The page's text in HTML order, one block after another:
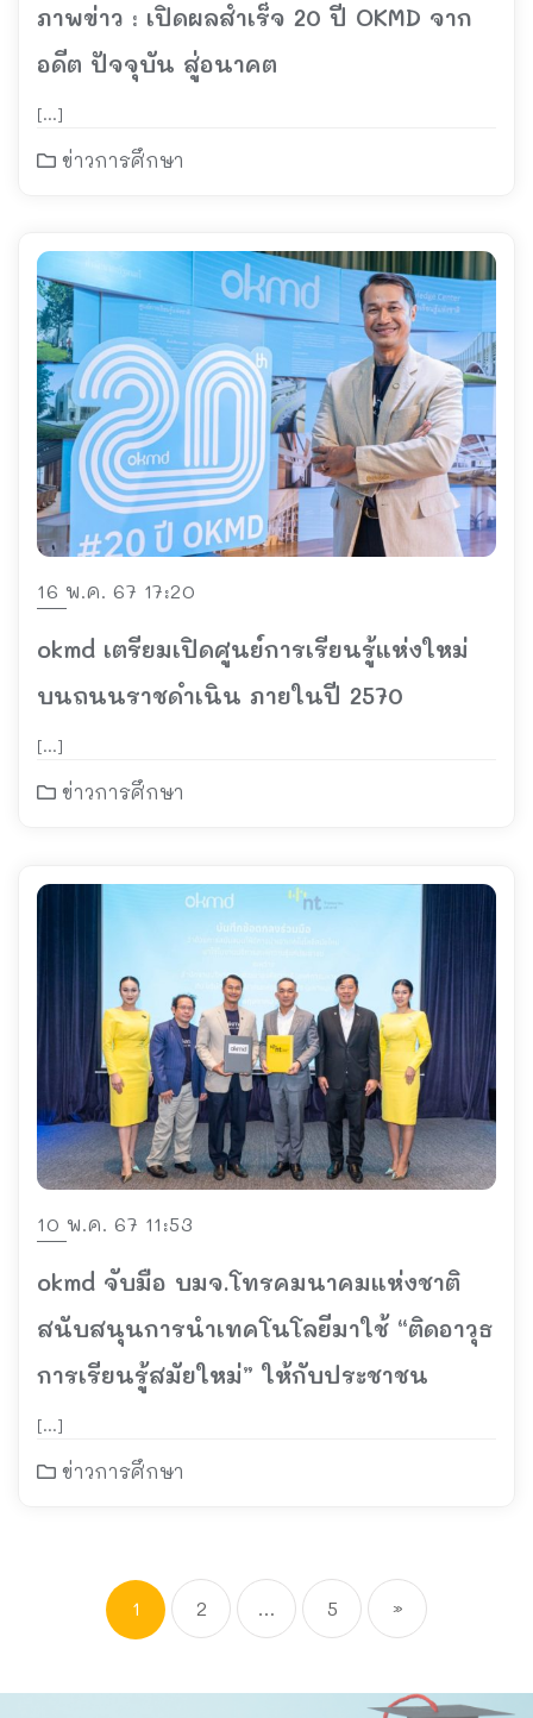
ภาพข่าว : เปิดผลสำเร็จ 20 ปี OKMD จาก
อดีต ปัจจุบัน สู่อนาคต
[…]
ข่าวการศึกษา
16 พ.ค. 67 17:20
okmd เตรียมเปิดศูนย์การเรียนรู้แห่งใหม่
บนถนนราชดำเนิน ภายในปี 2570
[…]
ข่าวการศึกษา
10 พ.ค. 67 11:53
okmd จับมือ บมจ.โทรคมนาคมแห่งชาติ
สนับสนุนการนำเทคโนโลยีมาใช้ “ติดอาวุธ
การเรียนรู้สมัยใหม่” ให้กับประชาชน
[…]
ข่าวการศึกษา
1 2 … 5 »